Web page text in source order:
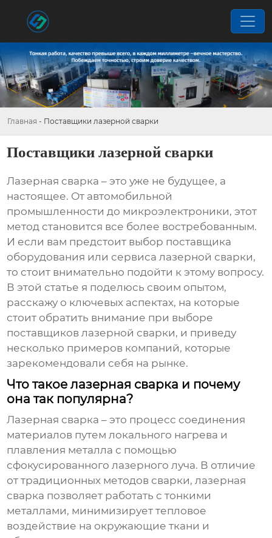
Главная - Поставщики лазерной сварки
Поставщики лазерной сварки
Лазерная сварка – это уже не будущее, а
настоящее. От автомобильной
промышленности до микроэлектроники, этот
метод становится все более востребованным.
И если вам предстоит выбор поставщика
оборудования или сервиса лазерной сварки,
то стоит внимательно подойти к этому вопросу.
В этой статье я поделюсь своим опытом,
расскажу о ключевых аспектах, на которые
стоит обратить внимание при выборе
поставщиков лазерной сварки, и приведу
несколько примеров компаний, которые
зарекомендовали себя на рынке.
Что такое лазерная сварка и почему
она так популярна?
Лазерная сварка – это процесс соединения
материалов путем локального нагрева и
плавления металла с помощью
сфокусированного лазерного луча. В отличие
от традиционных методов сварки, лазерная
сварка позволяет работать с тонкими
металлами, минимизирует тепловое
воздействие на окружающие ткани и